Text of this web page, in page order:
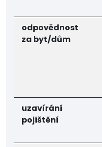
odpovědnost
za byt/dům
uzavírání
pojištění